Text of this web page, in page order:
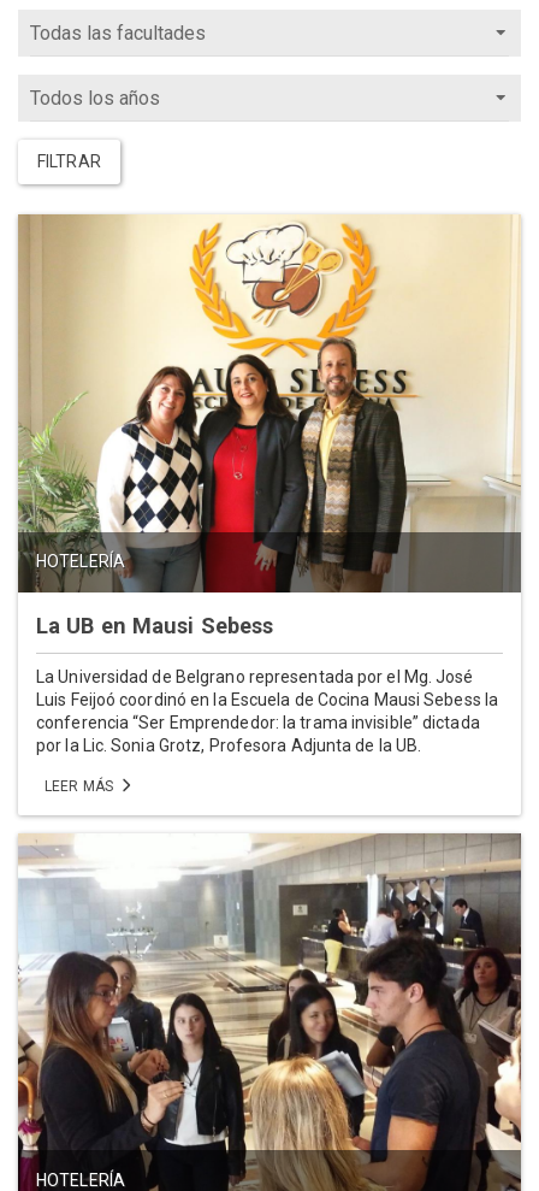
FILTRAR
HOTELERÍA
La UB en Mausi Sebess
La Universidad de Belgrano representada por el Mg. José
Luis Feijoó coordinó en la Escuela de Cocina Mausi Sebess la
conferencia “Ser Emprendedor: la trama invisible” dictada
por la Lic. Sonia Grotz, Profesora Adjunta de la UB.
LEER MÁS
HOTELERÍA